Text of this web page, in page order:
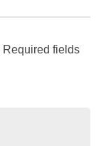
Required fields